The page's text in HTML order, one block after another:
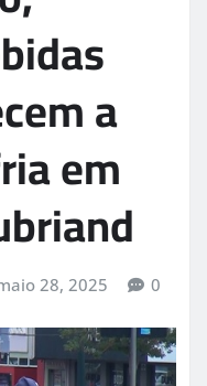
a
em
28, 2025 0